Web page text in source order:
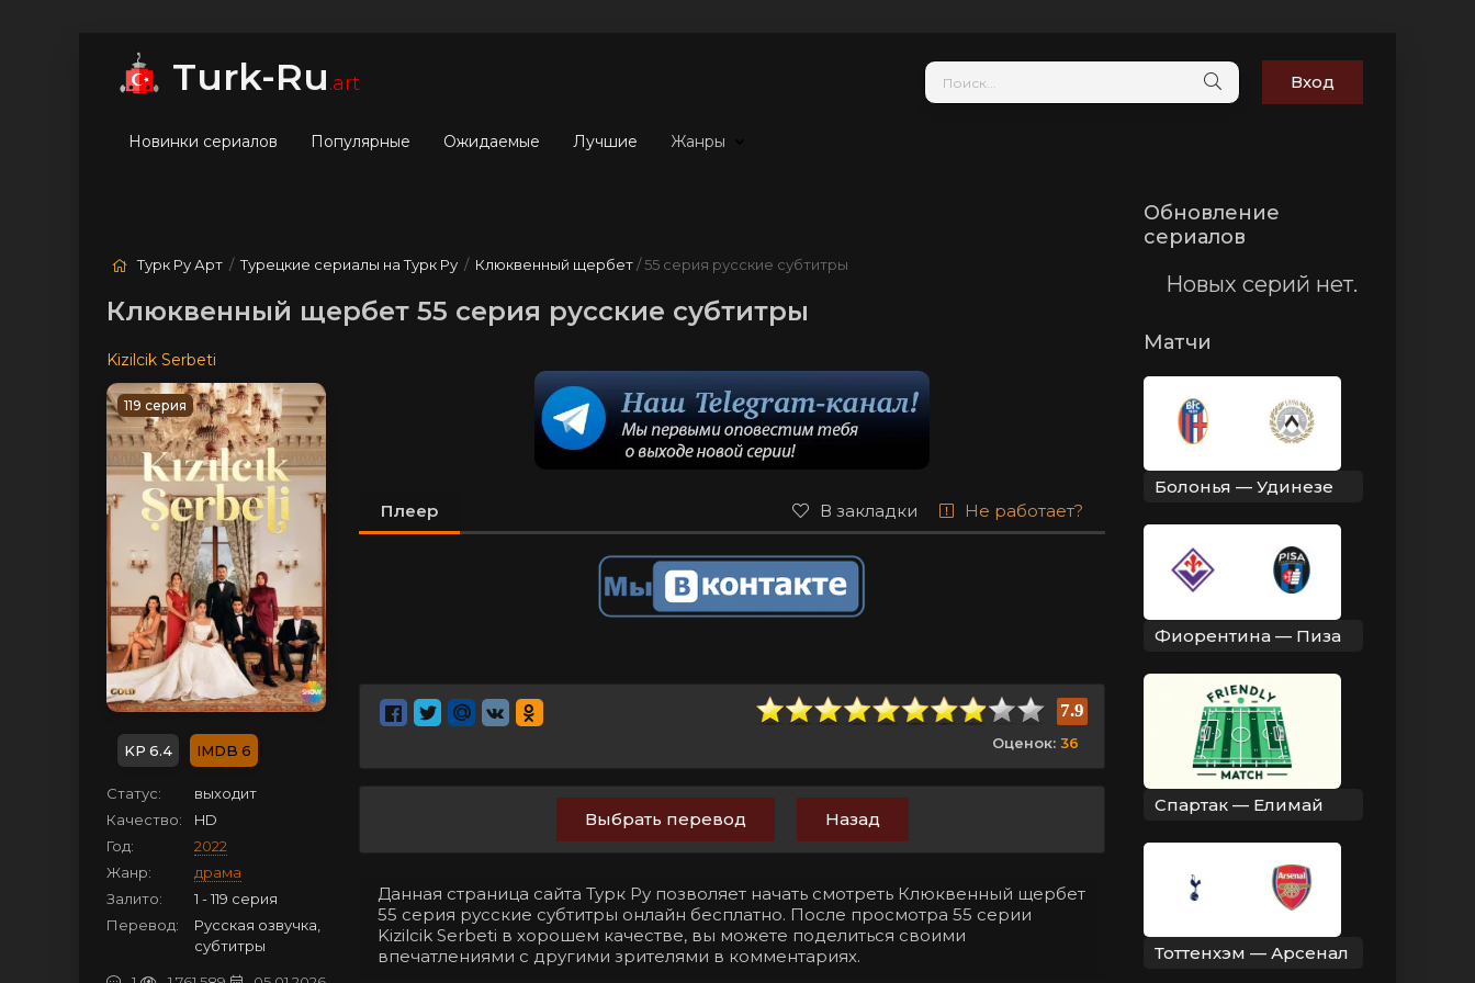
Turk-Ru.art Вход
Новинки сериалов Популярные Ожидаемые Лучшие Жанры
Турк Ру Арт /Турецкие сериалы на Турк Ру / Клюквенный щербет/ 55 серия русские субтитры
Клюквенный щербет 55 серия русские субтитры
Kizilcik Serbeti
119 серия
6.4 6
Статус:
выходит
Качество:
HD
Год:
2022
Жанр:
драма
Залито:
1 - 119 серия
Перевод:
Русская озвучка,
субтитры
Плеер В закладки Не работает?
7.9
Оценок: 36
Выбрать перевод Назад
Данная страница сайта Турк Ру позволяет начать смотреть Клюквенный щербет
55 серия русские субтитры онлайн бесплатно. После просмотра 55 серии
Kizilcik Serbeti в хорошем качестве, вы можете поделиться своими
впечатлениями с другими зрителями в комментариях.
Обновление
сериалов
Новых серий нет.
Матчи
Болонья — Удинезе
Фиорентина — Пиза
Спартак — Елимай
Тоттенхэм — Арсенал